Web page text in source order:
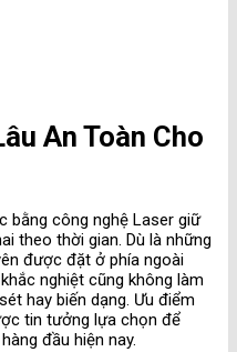
An Toàn Cho
bằng công nghệ Laser giữ
theo thời gian. Dù là những
được đặt ở phía ngoài
nghiệt cũng không làm
hay biến dạng. Ưu điểm
tin tưởng lựa chọn để
đầu hiện nay.